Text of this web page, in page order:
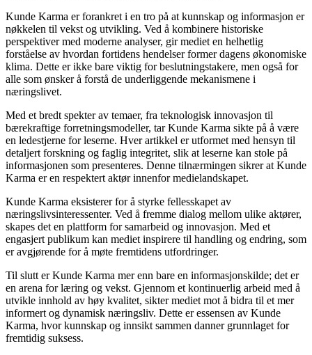
Kunde Karma er forankret i en tro på at kunnskap og informasjon er
nøkkelen til vekst og utvikling. Ved å kombinere historiske
perspektiver med moderne analyser, gir mediet en helhetlig
forståelse av hvordan fortidens hendelser former dagens økonomiske
klima. Dette er ikke bare viktig for beslutningstakere, men også for
alle som ønsker å forstå de underliggende mekanismene i
næringslivet.
Med et bredt spekter av temaer, fra teknologisk innovasjon til
bærekraftige forretningsmodeller, tar Kunde Karma sikte på å være
en ledestjerne for leserne. Hver artikkel er utformet med hensyn til
detaljert forskning og faglig integritet, slik at leserne kan stole på
informasjonen som presenteres. Denne tilnærmingen sikrer at Kunde
Karma er en respektert aktør innenfor medielandskapet.
Kunde Karma eksisterer for å styrke fellesskapet av
næringslivsinteressenter. Ved å fremme dialog mellom ulike aktører,
skapes det en plattform for samarbeid og innovasjon. Med et
engasjert publikum kan mediet inspirere til handling og endring, som
er avgjørende for å møte fremtidens utfordringer.
Til slutt er Kunde Karma mer enn bare en informasjonskilde; det er
en arena for læring og vekst. Gjennom et kontinuerlig arbeid med å
utvikle innhold av høy kvalitet, sikter mediet mot å bidra til et mer
informert og dynamisk næringsliv. Dette er essensen av Kunde
Karma, hvor kunnskap og innsikt sammen danner grunnlaget for
fremtidig suksess.